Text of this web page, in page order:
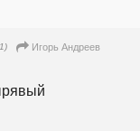
Игорь Андреев